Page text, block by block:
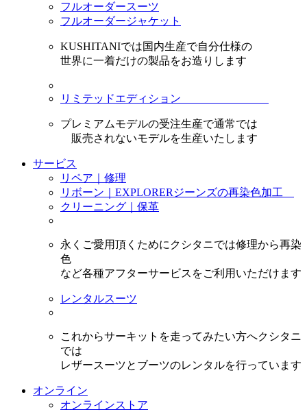
フルオーダースーツ
フルオーダージャケット
KUSHITANIでは国内生産で自分仕様の
世界に一着だけの製品をお造りします
リミテッドエディション
プレミアムモデルの受注生産で通常では
販売されないモデルを生産いたします
サービス
リペア｜修理
リボーン｜EXPLORERジーンズの再染色加工
クリーニング｜保革
永くご愛用頂くためにクシタニでは修理から再染
色
など各種アフターサービスをご利用いただけます
レンタルスーツ
これからサーキットを走ってみたい方へクシタニ
では
レザースーツとブーツのレンタルを行っています
オンライン
オンラインストア